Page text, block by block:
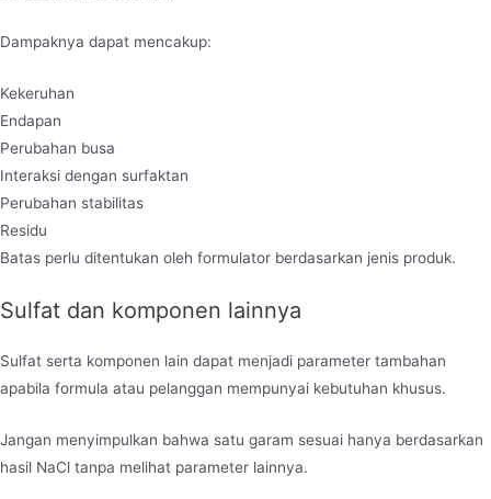
Dampaknya dapat mencakup:
Kekeruhan
Endapan
Perubahan busa
Interaksi dengan surfaktan
Perubahan stabilitas
Residu
Batas perlu ditentukan oleh formulator berdasarkan jenis produk.
Sulfat dan komponen lainnya
Sulfat serta komponen lain dapat menjadi parameter tambahan
apabila formula atau pelanggan mempunyai kebutuhan khusus.
Jangan menyimpulkan bahwa satu garam sesuai hanya berdasarkan
hasil NaCl tanpa melihat parameter lainnya.